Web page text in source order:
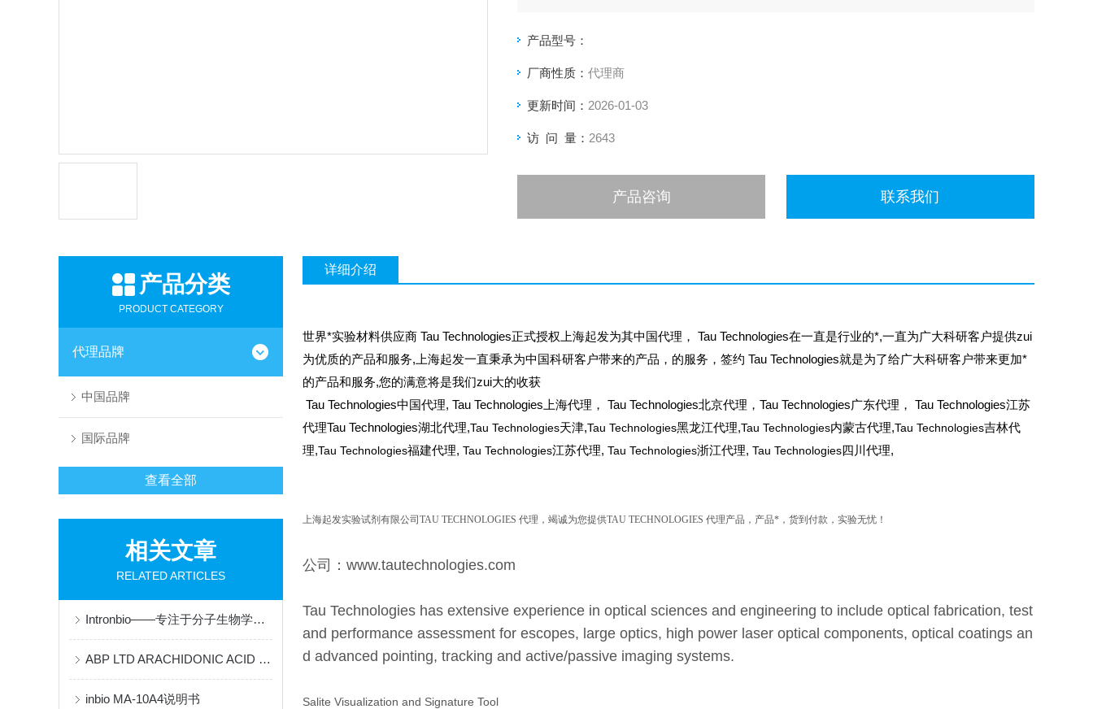
产品型号：
厂商性质： 代理商
更新时间： 2026-01-03
访 问 量： 2643
产品咨询 联系我们
产品分类
PRODUCT CATEGORY
代理品牌
中国品牌
国际品牌
查看全部
相关文章
RELATED ARTICLES
Intronbio——专注于分子生物学和诊断产品
ABP LTD ARACHIDONIC ACID 说明书
inbio MA-10A4说明书
详细介绍
世界*实验材料供应商 Tau Technologies正式授权上海起发为其中国代理， Tau Technologies在一直是行业的*,一直为广大科研客户提供zui
为优质的产品和服务,上海起发一直秉承为中国科研客户带来的产品，的服务，签约 Tau Technologies就是为了给广大科研客户带来更加*
的产品和服务,您的满意将是我们zui大的收获
Tau Technologies中国代理, Tau Technologies上海代理， Tau Technologies北京代理，Tau Technologies广东代理， Tau Technologies江苏
代理Tau Technologies湖北代理,Tau Technologies天津,Tau Technologies黑龙江代理,Tau Technologies内蒙古代理,Tau Technologies吉林代
理,Tau Technologies福建代理, Tau Technologies江苏代理, Tau Technologies浙江代理, Tau Technologies四川代理,
上海起发实验试剂有限公司 TAU TECHNOLOGIES 代理，竭诚为您提供TAU TECHNOLOGIES 代理产品，产品*，货到付款，实验无忧！
公司：www.tautechnologies.com
Tau Technologies has extensive experience in optical sciences and engineering to include optical fabrication, test
and performance assessment for escopes, large optics, high power laser optical components, optical coatings an
d advanced pointing, tracking and active/passive imaging systems.
Salite Visualization and Signature Tool